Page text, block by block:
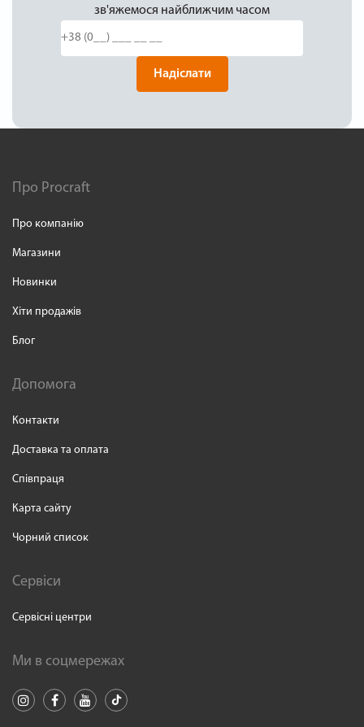
зв'яжемося найближчим часом
Надіслати
Про Procraft
Про компанію
Магазини
Новинки
Хіти продажів
Блог
Допомога
Контакти
Доставка та оплата
Співпраця
Карта сайту
Чорний список
Сервіси
Сервісні центри
Ми в соцмережах